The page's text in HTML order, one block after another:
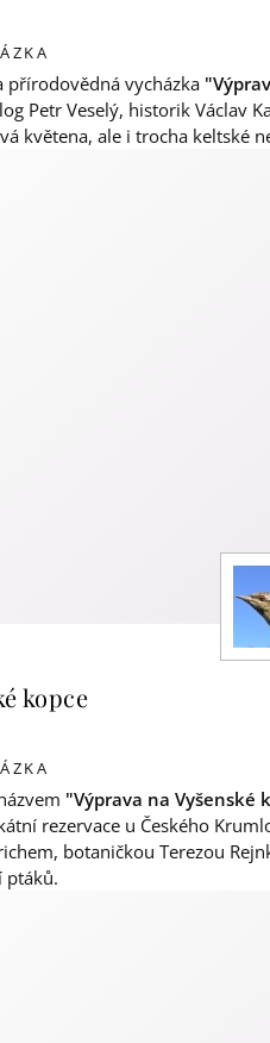
přírodovědná vycházka
Petr Veselý, historik Václav
květena, ale i trocha keltské
kopce
"Výprava na Vyšenské
rezervace u Českého
botaničkou Terezou
ptáků.